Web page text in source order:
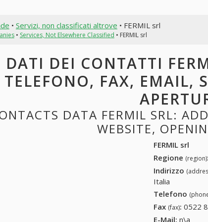
• Servizi, non classificati altrove • FERMIL srl
• Services, Not Elsewhere Classified • FERMIL srl
DATI DEI CONTATTI
TELEFONO, FAX, EMAIL,
DATA FERMIL SRL:
WEBSITE,
FERMIL srl
Regione (region):
Indirizzo
Italia
Telefono
Fax (fax): 0522
E-Mail: n\a